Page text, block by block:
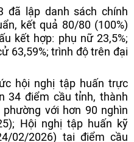
đã lập danh sách chính
kết quả 80/80 (100%)
kết hợp: phụ nữ 23,5%;
63,59%; trình độ trên đại
hội nghị tập huấn trực
34 điểm cầu tỉnh, thành
với hơn 90 nghìn
Hội nghị tập huấn kỹ
02/2026) tại điểm cầu